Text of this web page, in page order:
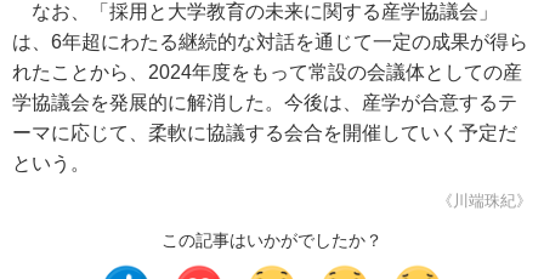
なお、「採用と大学教育の未来に関する産学協議会」
は、6年超にわたる継続的な対話を通じて一定の成果が得ら
れたことから、2024年度をもって常設の会議体としての産
学協議会を発展的に解消した。今後は、産学が合意するテ
ーマに応じて、柔軟に協議する会合を開催していく予定だ
という。
《川端珠紀》
この記事はいかがでしたか？